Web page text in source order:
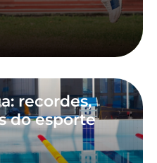
recordes,
do esporte